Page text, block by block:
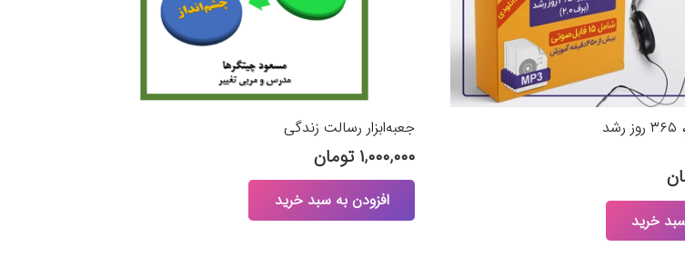
خرید
جعبه‌ابزار رسالت زندگی
۱,۰۰۰,۰۰۰ تومان
افزودن به سبد خرید